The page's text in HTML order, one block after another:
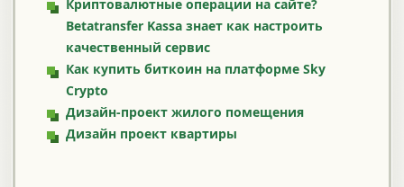
Криптовалютные операции на сайте?
Betatransfer Kassa знает как настроить
качественный сервис
Как купить биткоин на платформе Sky
Crypto
Дизайн-проект жилого помещения
Дизайн проект квартиры